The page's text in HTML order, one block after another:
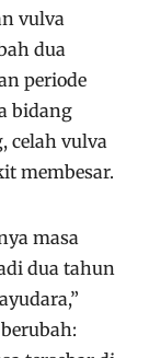
vulva
dua
periode
bidang
celah vulva
membesar.
masa
dua tahun